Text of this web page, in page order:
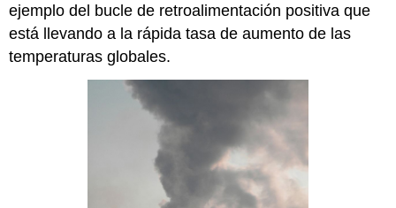
ejemplo del bucle de retroalimentación positiva que
está llevando a la rápida tasa de aumento de las
temperaturas globales.